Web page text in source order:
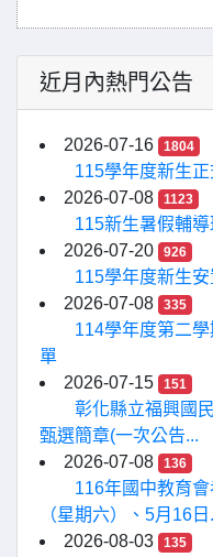
近月內熱門公告
2026-07-16 1804
115學年度新生
2026-07-08
1123
115新生暑假輔
2026-07-20
926
115學年度新生
2026-07-08
335
114學年度第二
單
2026-07-15
151
彰化縣立福興國
甄選簡章(一次公告...
2026-07-08
136
116年國中教育
（星期六）、5月16日
2026-08-03
135